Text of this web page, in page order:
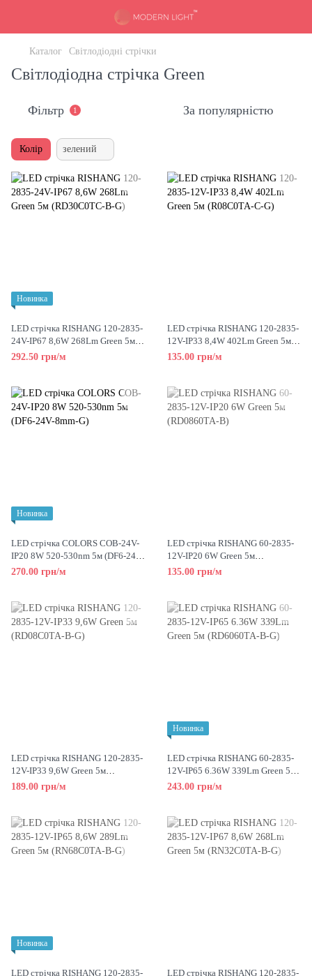
Каталог Світлодіодні стрічки
Світлодіодна стрічка Green
Фільтр 1 За популярністю
Колір зелений
Новинка
LED стрічка RISHANG 120-2835-
24V-IP67 8,6W 268Lm Green 5м
(RD30C0TC-B-G)
292.50 грн/м
LED стрічка RISHANG 120-2835-
12V-IP33 8,4W 402Lm Green 5м
(R08C0TA-C-G)
135.00 грн/м
Новинка
LED стрічка COLORS COB-24V-
IP20 8W 520-530nm 5м (DF6-24V-
8mm-G)
270.00 грн/м
LED стрічка RISHANG 60-2835-
12V-IP20 6W Green 5м
(RD0860TA-B)
135.00 грн/м
LED стрічка RISHANG 120-2835-
12V-IP33 9,6W Green 5м
(RD08C0TA-B-G)
189.00 грн/м
Новинка
LED стрічка RISHANG 60-2835-
12V-IP65 6.36W 339Lm Green 5м
(RD6060TA-B-G)
243.00 грн/м
Новинка
LED стрічка RISHANG 120-2835-
LED стрічка RISHANG 120-2835-